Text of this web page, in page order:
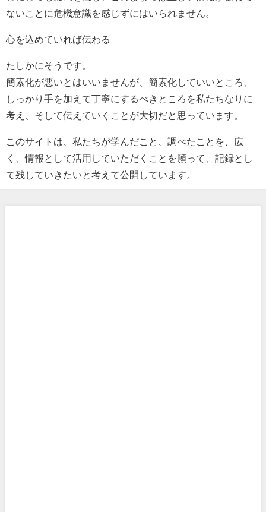
ないことに危機意識を感じずにはいられません。
心を込めていれば伝わる
たしかにそうです。
簡素化が悪いとはいいませんが、簡素化していいところ、
しっかり手を加えて丁寧にするべきところを私たちなりに
考え、そして伝えていくことが大切だと思っています。
このサイトは、私たちが学んだこと、調べたことを、広
く、情報として活用していただくことを願って、記録とし
て残していきたいと考えて公開しています。